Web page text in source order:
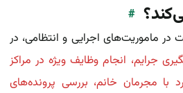
#
در ماموریت‌های اجرایی و انتظامی، در
جرایم، انجام وظایف ویژه در مراکز
با مجرمان خانم، بررسی پرونده‌های